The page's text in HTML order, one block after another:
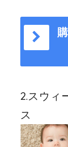
2.スウィ
ス